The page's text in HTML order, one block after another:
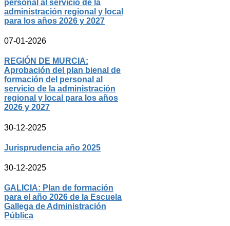
personal al servicio de la
administración regional y local
para los años 2026 y 2027
07-01-2026
REGIÓN DE MURCIA:
Aprobación del plan bienal de
formación del personal al
servicio de la administración
regional y local para los años
2026 y 2027
30-12-2025
Jurisprudencia año 2025
30-12-2025
GALICIA: Plan de formación
para el año 2026 de la Escuela
Gallega de Administración
Pública